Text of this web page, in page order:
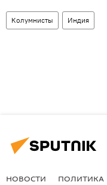
Колумнисты Индия
НОВОСТИ ПОЛИТИКА